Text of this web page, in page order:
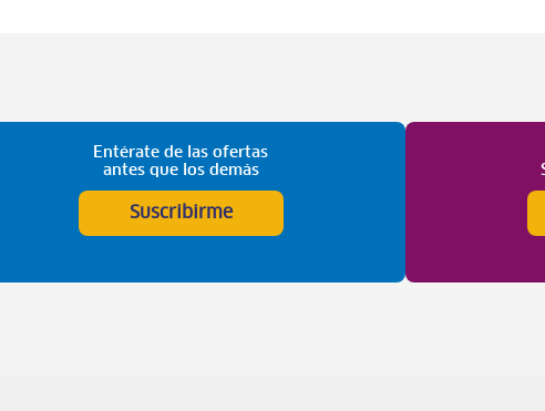
Entérate de las ofertas
antes que los demás
Suscribirme